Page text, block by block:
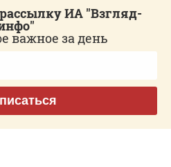
ИА "Взгляд-
важное за день